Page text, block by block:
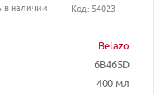
Belazo
6B465D
400 мл
в наличии
Код: 54023